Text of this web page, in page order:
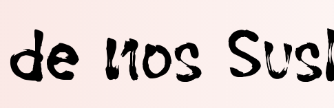
de nos